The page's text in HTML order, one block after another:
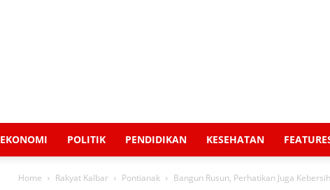
EKONOMI POLITIK PENDIDIKAN KESEHATAN
Home Rakyat Kalbar Pontianak Bangun Rusun, Perhatikan Juga